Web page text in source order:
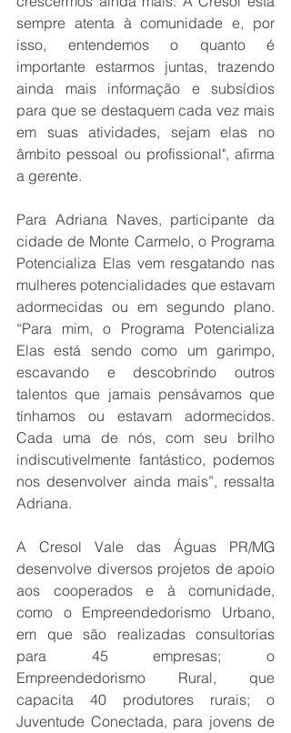
sempre atenta à comunidade e, por
isso, entendemos o quanto é
importante estarmos juntas, trazendo
ainda mais informação e subsídios
para que se destaquem cada vez mais
em suas atividades, sejam elas no
âmbito pessoal ou profissional", afirma
a gerente.
Para Adriana Naves, participante da
cidade de Monte Carmelo, o Programa
Potencializa Elas vem resgatando nas
mulheres potencialidades que estavam
adormecidas ou em segundo plano.
“Para mim, o Programa Potencializa
Elas está sendo como um garimpo,
escavando e descobrindo outros
talentos que jamais pensávamos que
tínhamos ou estavam adormecidos.
Cada uma de nós, com seu brilho
indiscutivelmente fantástico, podemos
nos desenvolver ainda mais”, ressalta
Adriana.
A Cresol Vale das Águas PR/MG
desenvolve diversos projetos de apoio
aos cooperados e à comunidade,
como o Empreendedorismo Urbano,
em que são realizadas consultorias
para 45 empresas; o
Empreendedorismo Rural, que
capacita 40 produtores rurais; o
Juventude Conectada, para jovens de